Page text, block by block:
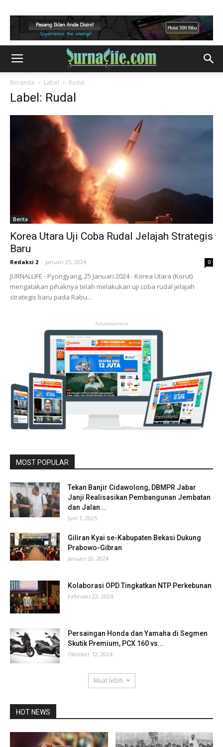
Beranda Label Rudal
Label: Rudal
Berita
Korea Utara Uji Coba Rudal Jelajah Strategis
Baru
Redaksi 2 - Januari 25, 2024 0
JURNALLIFE - Pyongyang, 25 Januari 2024 - Korea Utara (Korut)
mengatakan pihaknya telah melakukan uji coba rudal jelajah
strategis baru pada Rabu...
- Advertisement -
MOST POPULAR
Tekan Banjir Cidawolong, DBMPR Jabar
Janji Realisasikan Pembangunan Jembatan
dan Jalan...
Juni 1, 2025
Giliran Kyai se-Kabupaten Bekasi Dukung
Prabowo-Gibran
Januari 20, 2024
Kolaborasi OPD Tingkatkan NTP Perkebunan
Februari 23, 2024
Persaingan Honda dan Yamaha di Segmen
Skutik Premium, PCX 160 vs...
Oktober 12, 2024
Muat lebih
HOT NEWS